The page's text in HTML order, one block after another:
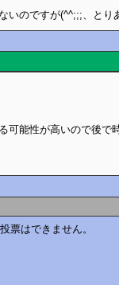
いのですが(^^;;;、とり
可能性が高いので後で
票はできません。